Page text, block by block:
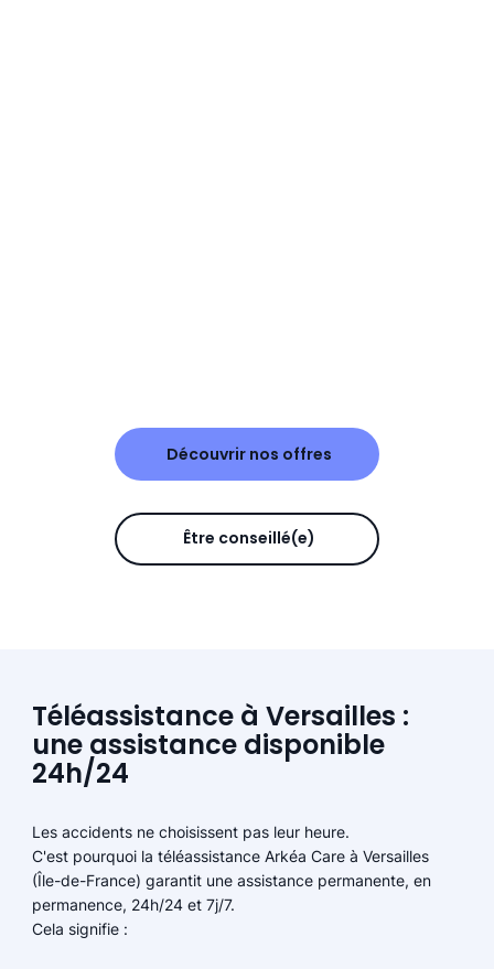
Découvrir nos offres
Être conseillé(e)
Téléassistance à Versailles :
une assistance disponible
24h/24
Les accidents ne choisissent pas leur heure.
C'est pourquoi la téléassistance Arkéa Care à Versailles
(Île-de-France) garantit une assistance permanente, en
permanence, 24h/24 et 7j/7.
Cela signifie :